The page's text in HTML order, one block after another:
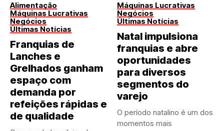
Alimentação
Máquinas Lucrativas
Negócios
Últimas Notícias
Franquias de
Lanches e
Grelhados ganham
espaço com
demanda por
refeições rápidas e
de qualidade
Máquinas Lucrativas
Negócios
Últimas Notícias
Natal impulsiona
franquias e abre
oportunidades
para diversos
segmentos do
varejo
O período natalino é um dos
momentos mais